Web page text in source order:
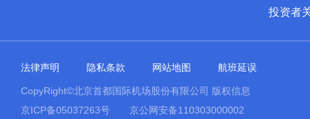
投资者
法律声明 隐私条款 网站地图 航班延误
CopyRight©北京首都国际机场股份有限公司 版权信息
京ICP备05037263号
京公网安备110303000002